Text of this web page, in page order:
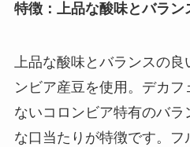
特徴：上品な酸味とバラン
上品な酸味とバランスの良
ンビア産豆を使用。デカ
ないコロンビア特有のバ
な口当たりが特徴です。フ